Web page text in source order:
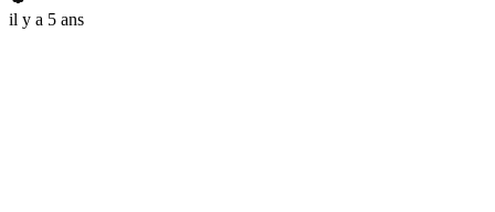
il y a 5 ans